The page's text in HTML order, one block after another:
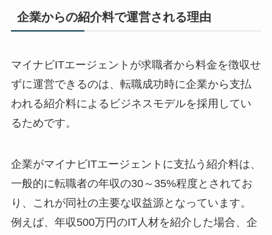
企業からの紹介料で運営される理由
マイナビITエージェントが求職者から料金を徴収せ
ずに運営できるのは、 転職成功時に企業から支払
われる紹介料によるビジネスモデルを採用してい
るためです。
企業がマイナビITエージェントに支払う紹介料は、
一般的に転職者の年収の30～35%程度 とされてお
り、これが同社の主要な収益源となっています。
例えば、年収500万円のIT人材を紹介した場合、企